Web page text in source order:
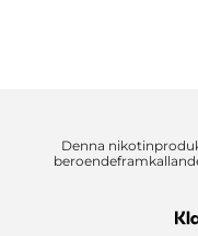
Denna